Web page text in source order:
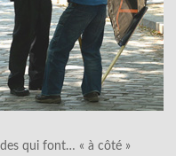
des qui font… « à côté »